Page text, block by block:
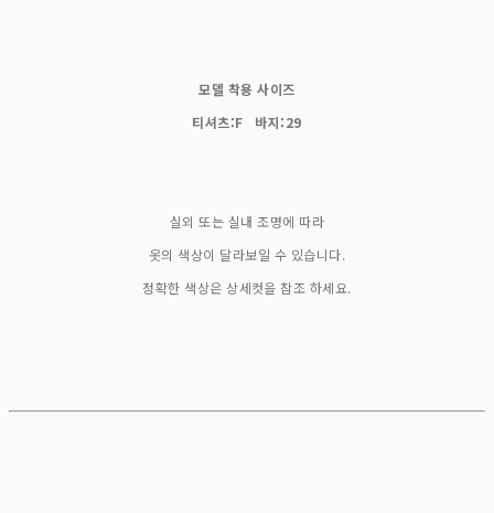
모델 착용 사이즈
티셔츠:F 바지:29
실외 또는 실내 조명에 따라
옷의 색상이 달라보일 수 있습니다.
정확한 색상은 상세컷을 참조 하세요.